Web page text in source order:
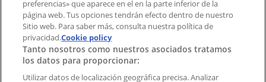
Marcas
Marcas locales
Negocios
Negocios cercanos
Productos
Productos locales
preferencias» que aparece en el en la parte inferior de la
página web. Tus opciones tendrán efecto dentro de nuestro
Sitio web. Para saber más, consulta nuestra política de
privacidad.Cookie policy
Tanto nosotros como nuestros asociados tratamos
los datos para proporcionar:
Utilizar datos de localización geográfica precisa. Analizar